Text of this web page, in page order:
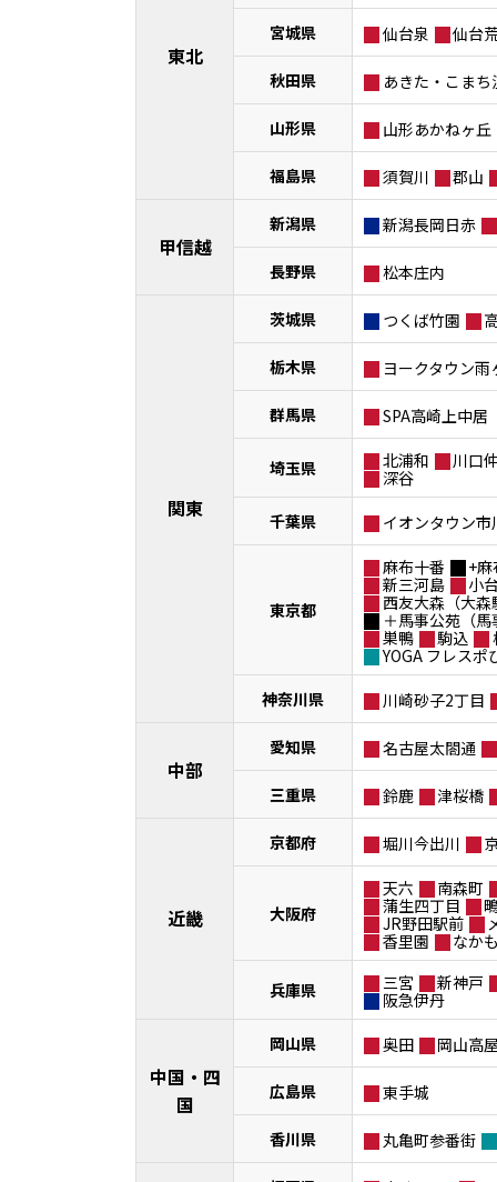
東北
宮城県 仙台泉 仙台
秋田県 あきた・こまち
山形県 山形あかねヶ丘
福島県 須賀川 郡山
甲信越
新潟県 新潟長岡日赤
長野県 松本庄内
関東
茨城県 つくば竹園
栃木県 ヨークタウン雨
群馬県 SPA高崎上中居
埼玉県 北浦和 川口
深谷
千葉県
イオンタウン市
東京都
麻布十番 +麻
新三河島
小
西友大森（大森
＋馬事公苑（
巣鴨
駒込
YOGA フレスポ
神奈川県
川崎砂子2丁目
中部
愛知県 名古屋太閤通
三重県 鈴鹿 津桜橋
近畿
京都府 堀川今出川
大阪府
天六 南森町
蒲生四丁目
JR野田駅前
香里園
なか
兵庫県 三宮 新神戸
阪急伊丹
中国・四
国
岡山県 奥田 岡山高屋
広島県 東手城
香川県 丸亀町参番街